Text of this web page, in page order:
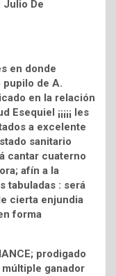
De
en donde
de A.
en la relación
¡¡¡¡¡ les
a excelente
sanitario
cantar cuaterno
afín a la
tabuladas : será
cierta enjundia
forma
prodigado
ganador